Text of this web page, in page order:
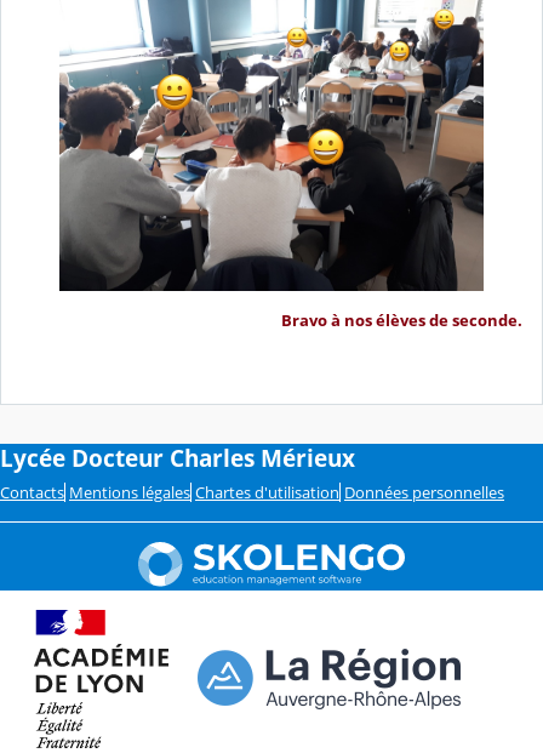
Bravo à nos élèves de seconde.
Lycée Docteur Charles Mérieux
Contacts Mentions légales Chartes d'utilisation Données personnelles